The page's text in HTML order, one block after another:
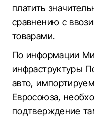
платить
сравнению с
товарами.
По информации
инфраструктуры
авто,
Евросоюза,
подтверждение